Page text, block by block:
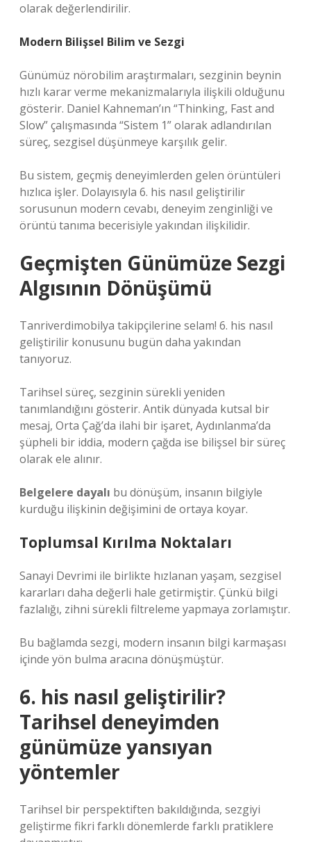
olarak değerlendirilir.
Modern Bilişsel Bilim ve Sezgi
Günümüz nörobilim araştırmaları, sezginin beynin
hızlı karar verme mekanizmalarıyla ilişkili olduğunu
gösterir. Daniel Kahneman’ın “Thinking, Fast and
Slow” çalışmasında “Sistem 1” olarak adlandırılan
süreç, sezgisel düşünmeye karşılık gelir.
Bu sistem, geçmiş deneyimlerden gelen örüntüleri
hızlıca işler. Dolayısıyla 6. his nasıl geliştirilir
sorusunun modern cevabı, deneyim zenginliği ve
örüntü tanıma becerisiyle yakından ilişkilidir.
Geçmişten Günümüze Sezgi
Algısının Dönüşümü
Tanriverdimobilya takipçilerine selam! 6. his nasıl
geliştirilir konusunu bugün daha yakından
tanıyoruz.
Tarihsel süreç, sezginin sürekli yeniden
tanımlandığını gösterir. Antik dünyada kutsal bir
mesaj, Orta Çağ’da ilahi bir işaret, Aydınlanma’da
şüpheli bir iddia, modern çağda ise bilişsel bir süreç
olarak ele alınır.
Belgelere dayalı bu dönüşüm, insanın bilgiyle
kurduğu ilişkinin değişimini de ortaya koyar.
Toplumsal Kırılma Noktaları
Sanayi Devrimi ile birlikte hızlanan yaşam, sezgisel
kararları daha değerli hale getirmiştir. Çünkü bilgi
fazlalığı, zihni sürekli filtreleme yapmaya zorlamıştır.
Bu bağlamda sezgi, modern insanın bilgi karmaşası
içinde yön bulma aracına dönüşmüştür.
6. his nasıl geliştirilir?
Tarihsel deneyimden
günümüze yansıyan
yöntemler
Tarihsel bir perspektiften bakıldığında, sezgiyi
geliştirme fikri farklı dönemlerde farklı pratiklere